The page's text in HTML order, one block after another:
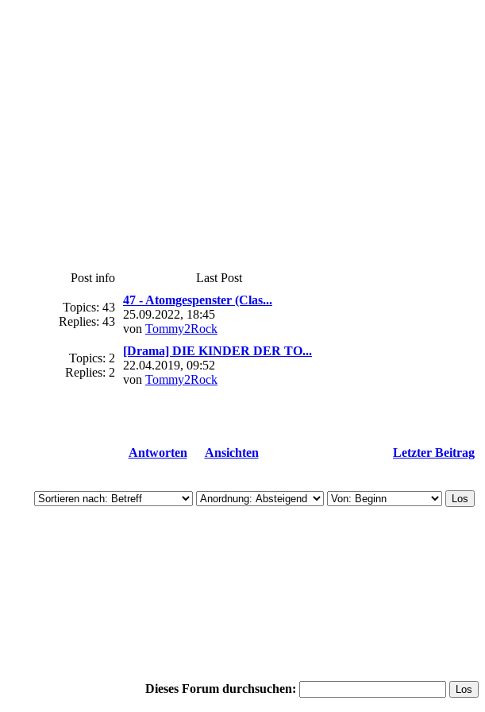
Post info Last Post
Topics: 43
Replies: 43
47 - Atomgespenster (Clas...
25.09.2022, 18:45
von Tommy2Rock
Topics: 2
Replies: 2
[Drama] DIE KINDER DER TO...
22.04.2019, 09:52
von Tommy2Rock
Antworten Ansichten
Letzter Beitrag
Dieses Forum durchsuchen: